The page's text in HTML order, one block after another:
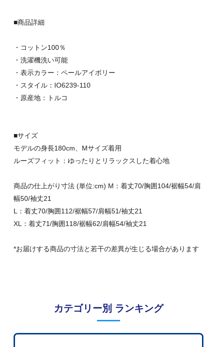
■商品詳細
・コットン100％
・洗濯機洗い可能
・表示カラー：ペールアイボリー
・スタイル：IO6239-110
・原産地：トルコ
■サイズ
モデルの身長180cm、Mサイズ着用
ルーズフィット：ゆったりとリラックスした着心地
商品の仕上がり寸法 (単位:cm) M：着丈70/胸囲104/裾幅54/肩
幅50/袖丈21
L：着丈70/胸囲112/裾幅57/肩幅51/袖丈21
XL：着丈71/胸囲118/裾幅62/肩幅54/袖丈21
*お届けする商品の寸法と若干の差異が生じる場合があります
カテゴリー別 ランキング